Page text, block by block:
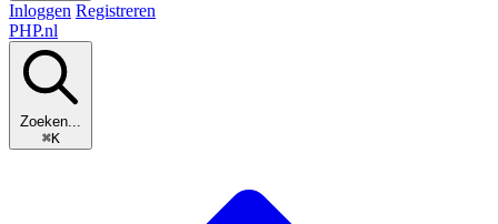
Inloggen Registreren
PHP.nl
Zoeken...
⌘K